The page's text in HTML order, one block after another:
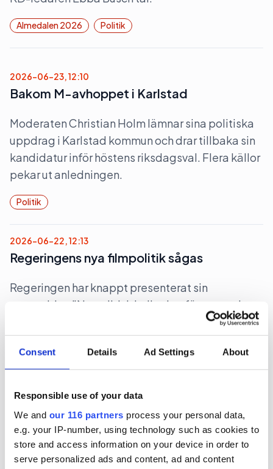
Consent Details Ad Settings About
Responsible use of your data
We and our 116 partners process your personal data,
e.g. your IP-number, using technology such as cookies to
store and access information on your device in order to
serve personalized ads and content, ad and content
Almedalen 2026 Politik
2026-06-23, 12:10
Bakom M-avhoppet i Karlstad
Moderaten Christian Holm lämnar sina politiska
uppdrag i Karlstad kommun och drar tillbaka sin
kandidatur inför höstens riksdagsval. Flera källor
pekar ut anledningen.
Politik
2026-06-22, 12:13
Regeringens nya filmpolitik sågas
Regeringen har knappt presenterat sin
proposition ”Ny politisk inriktning för ett starkare
Kultur
Magdalena Andersson (s)
turistkampanjar
Nej det blir inte Botkyrka när partiledaren (s)